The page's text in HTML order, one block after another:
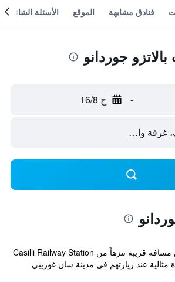
فنادق مشابهة الموقع الأسئلة الشائعة
جوردانو
- ح 16/8
يقع منزل الضيافة ضمن مسافة قريبة تنزهاً من Casilli Railway Station
عند زيارتهم في مدينة سان غوزيبي